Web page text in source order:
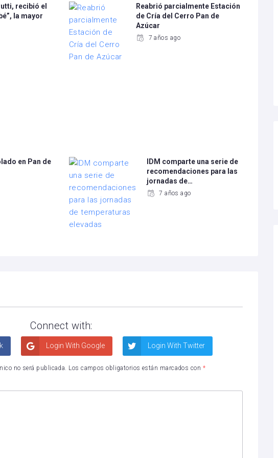
recibió el
la mayor
Reabrió parcialmente Estación
de Cría del Cerro Pan de
Azúcar
7 años ago
en Pan de
IDM comparte una serie de
recomendaciones para las
jornadas de…
7 años ago
Connect with:
Login With Google Login With Twitter
no será publicada. Los campos obligatorios están marcados con *